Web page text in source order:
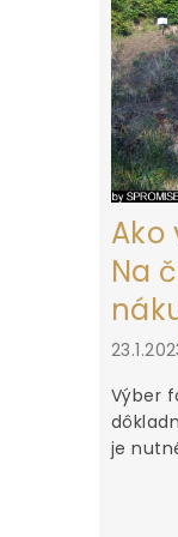
Ako
Na
Výber
je